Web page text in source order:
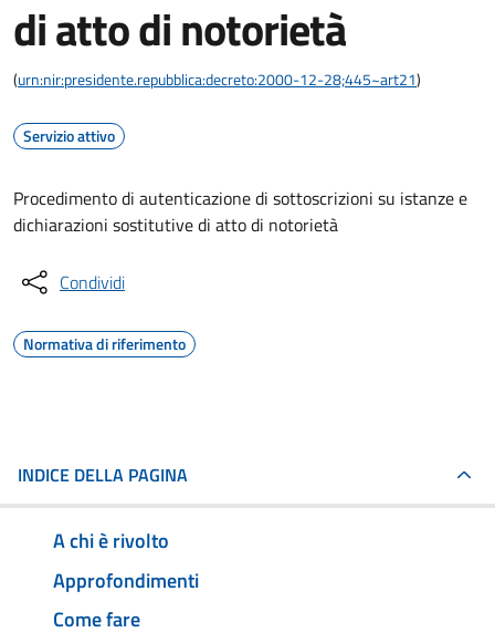
di atto di notorietà
(urn:nir:presidente.repubblica:decreto:2000-12-28;445~art21)
Servizio attivo
Procedimento di autenticazione di sottoscrizioni su istanze e
dichiarazioni sostitutive di atto di notorietà
Condividi
Normativa di riferimento
INDICE DELLA PAGINA
A chi è rivolto
Approfondimenti
Come fare